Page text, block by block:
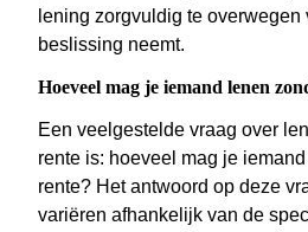
lening zorgvuldig te overwegen
beslissing neemt.
Hoeveel mag je iemand lenen
Een veelgestelde vraag over
rente is: hoeveel mag je
rente? Het antwoord op deze
variëren afhankelijk van de